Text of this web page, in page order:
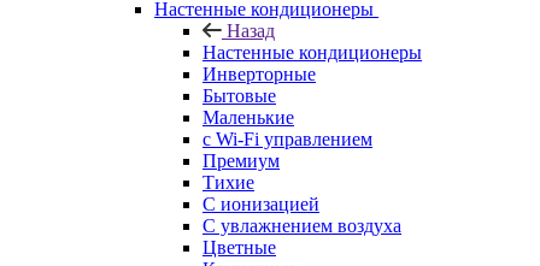
Настенные кондиционеры
Назад
Настенные кондиционеры
Инверторные
Бытовые
Маленькие
с Wi-Fi управлением
Премиум
Тихие
С ионизацией
С увлажнением воздуха
Цветные